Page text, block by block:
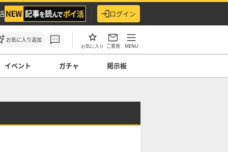
ログイン
お気に入り追加
お気に入り ご意見 MENU
イベント ガチャ 掲示板